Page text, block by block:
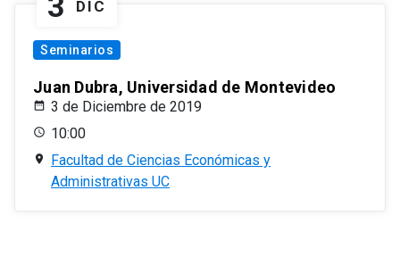
DIC
Seminarios
Juan Dubra, Universidad de Montevideo
3 de Diciembre de 2019
10:00
Facultad de Ciencias Económicas y
Administrativas UC